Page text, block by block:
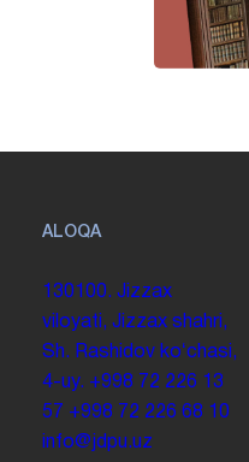
ALOQA
130100. Jizzax
viloyati, Jizzax shahri,
Sh. Rashidov koʻchasi,
4-uy. +998 72 226 13
57 +998 72 226 68 10
info@jdpu.uz